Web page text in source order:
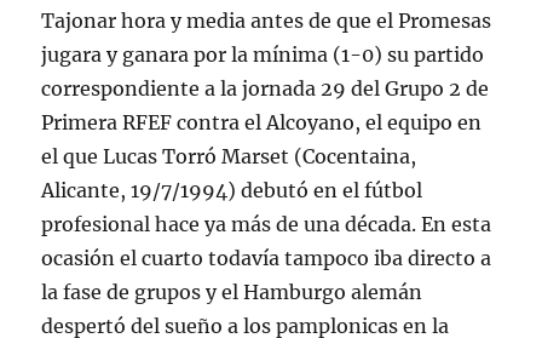
Tajonar hora y media antes de que el Promesas
jugara y ganara por la mínima (1-0) su partido
correspondiente a la jornada 29 del Grupo 2 de
Primera RFEF contra el Alcoyano, el equipo en
el que Lucas Torró Marset (Cocentaina,
Alicante, 19/7/1994) debutó en el fútbol
profesional hace ya más de una década. En esta
ocasión el cuarto todavía tampoco iba directo a
la fase de grupos y el Hamburgo alemán
despertó del sueño a los pamplonicas en la